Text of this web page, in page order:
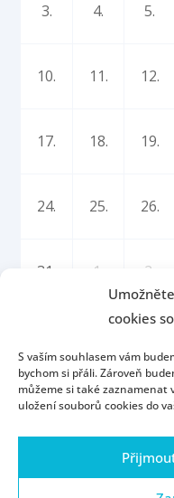
cookies
S vaším souhlasem vám
bychom si přáli. Zároveň
můžeme si také zaznamenat
uložení souborů cookies do
3. 4. 5.
10. 11. 12.
17. 18. 19.
24. 25. 26.
31. 1. 2.
Úvod Kontakt
Přijímací řízení